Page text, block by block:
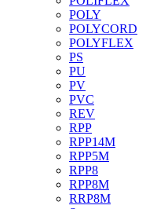
POLY
POLYCORD
POLYFLEX
PS
PU
PV
PVC
REV
RPP
RPP14M
RPP5M
RPP8
RPP8M
RRP8M